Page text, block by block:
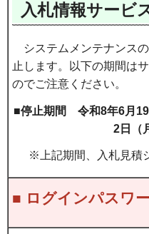
入札情報サービ
システムメンテナンス
止します。以下の期間は
のでご注意ください。
■停止期間 令和8年6月
2日（
※上記期間、入札見積
■ ログインパスワ